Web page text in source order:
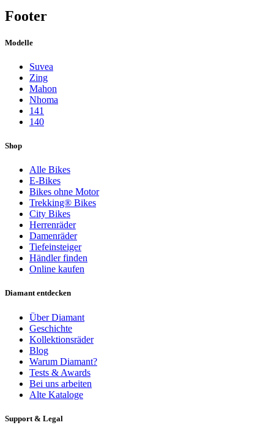
Footer
Modelle
Suvea
Zing
Mahon
Nhoma
141
140
Shop
Alle Bikes
E-Bikes
Bikes ohne Motor
Trekking® Bikes
City Bikes
Herrenräder
Damenräder
Tiefeinsteiger
Händler finden
Online kaufen
Diamant entdecken
Über Diamant
Geschichte
Kollektionsräder
Blog
Warum Diamant?
Tests & Awards
Bei uns arbeiten
Alte Kataloge
Support & Legal